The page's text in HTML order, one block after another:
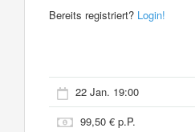
Bereits registriert? Login!
22 Jan. 19:00
99,50 € p.P.